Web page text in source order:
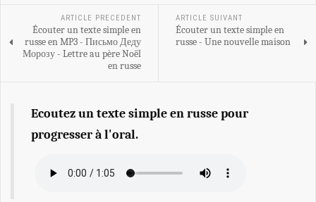
ARTICLE PRECEDENT
Écouter un texte simple en
russe en MP3 - Письмо Деду
Морозу - Lettre au père Noël
en russe
ARTICLE SUIVANT
Écouter un texte simple en
russe - Une nouvelle maison
Ecoutez un texte simple en russe pour
progresser à l'oral.